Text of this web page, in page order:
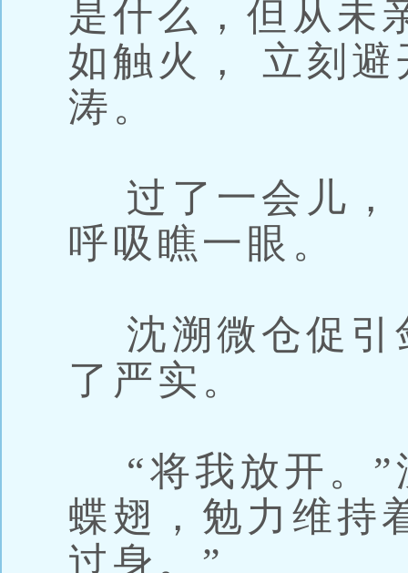
是什么，但从未
如触火， 立刻
涛。
过了一会儿，
呼吸瞧一眼。
沈溯微仓促引
了严实。
“将我放开。”
蝶翅，勉力维持
过身。”